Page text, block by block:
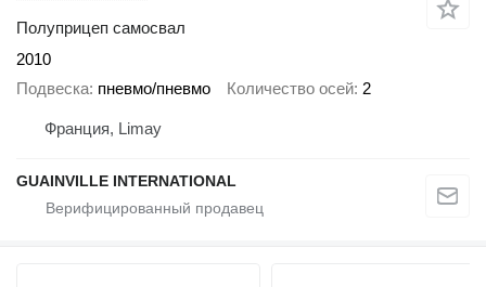
Полуприцеп самосвал
2010
Подвеска пневмо/пневмо Количество осей 2
Франция, Limay
GUAINVILLE INTERNATIONAL